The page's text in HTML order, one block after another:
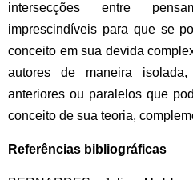
intersecções entre
imprescindíveis para que se
conceito em sua devida
autores de maneira
anteriores ou paralelos que
conceito de sua teoria,
Referências bibliográficas